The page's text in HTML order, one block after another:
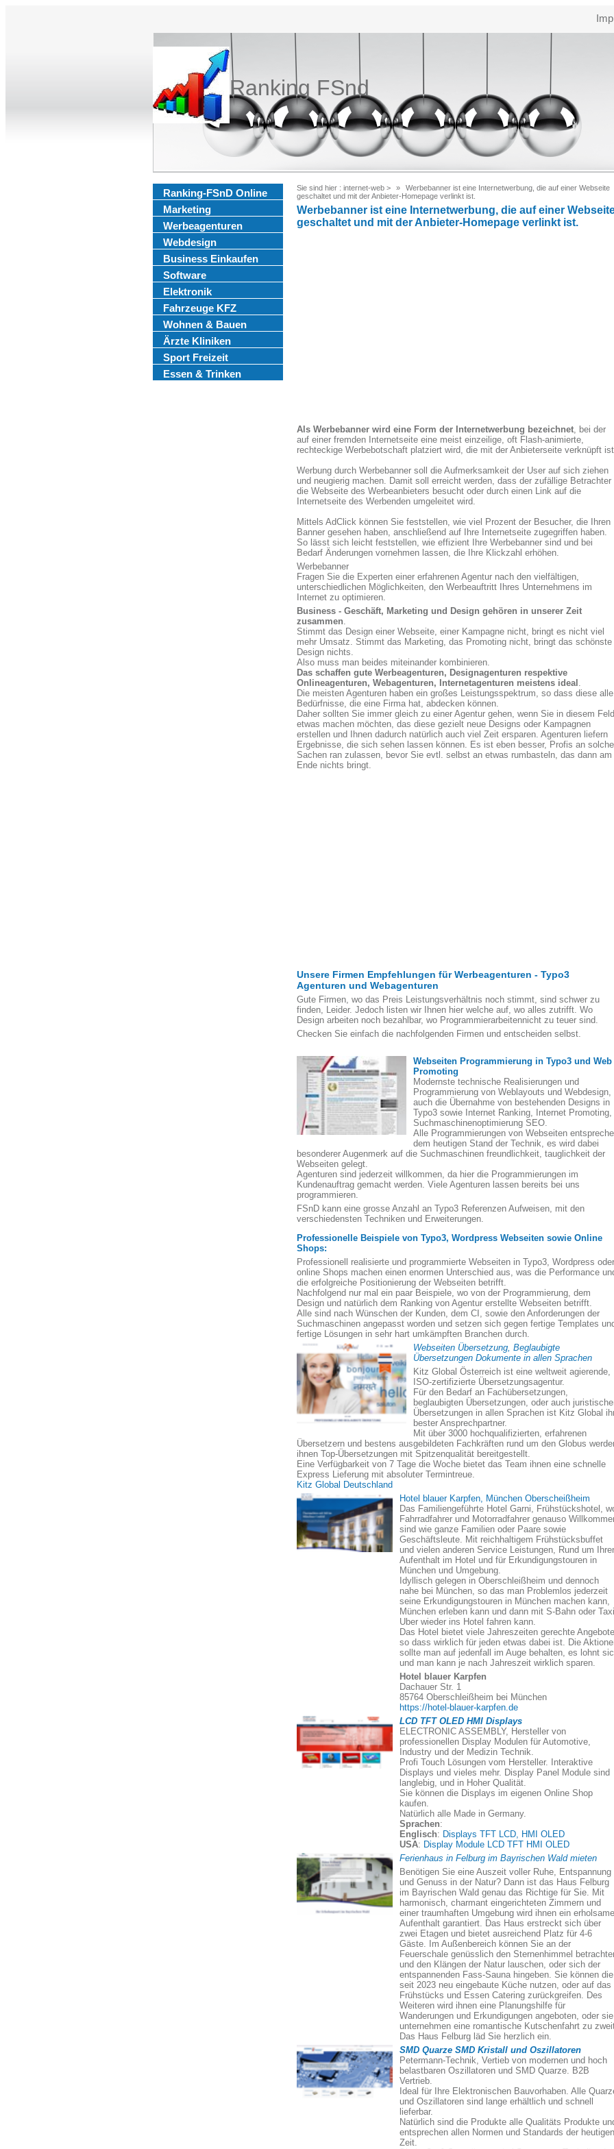
Ranking FSnd
Ranking-FSnD Online
Marketing
Werbeagenturen
Webdesign
Business Einkaufen
Software
Elektronik
Fahrzeuge KFZ
Wohnen & Bauen
Ärzte Kliniken
Sport Freizeit
Essen & Trinken
Sie sind hier : internet-web >
Werbebanner ist eine Internetwerbung, die auf einer Webseite
geschaltet und mit der Anbieter-Homepage verlinkt ist.
Werbebanner ist eine Internetwerbung, die auf einer
geschaltet und mit der Anbieter-Homepage verlinkt ist.
Als Werbebanner wird eine Form der Internetwerbung bezeichnet, bei der
auf einer fremden Internetseite eine meist einzeilige, oft Flash-animierte,
rechteckige Werbebotschaft platziert wird, die mit der Anbieterseite verknüpft
Werbung durch Werbebanner soll die Aufmerksamkeit der User auf sich ziehen
und neugierig machen. Damit soll erreicht werden, dass der zufällige Betrachter
die Webseite des Werbeanbieters besucht oder durch einen Link auf die
Internetseite des Werbenden umgeleitet wird.
Mittels AdClick können Sie feststellen, wie viel Prozent der Besucher, die Ihren
Banner gesehen haben, anschließend auf Ihre Internetseite zugegriffen haben.
So lässt sich leicht feststellen, wie effizient Ihre Werbebanner sind und bei
Bedarf Änderungen vornehmen lassen, die Ihre Klickzahl erhöhen.
Werbebanner
Fragen Sie die Experten einer erfahrenen Agentur nach den vielfältigen,
unterschiedlichen Möglichkeiten, den Werbeauftritt Ihres Unternehmens im
Internet zu optimieren.
Business - Geschäft, Marketing und Design gehören in unserer Zeit
zusammen.
Stimmt das Design einer Webseite, einer Kampagne nicht, bringt es nicht viel
mehr Umsatz. Stimmt das Marketing, das Promoting nicht, bringt das schönste
Design nichts.
Also muss man beides miteinander kombinieren.
Das schaffen gute Werbeagenturen, Designagenturen respektive
Onlineagenturen, Webagenturen, Internetagenturen meistens ideal .
Die meisten Agenturen haben ein großes Leistungsspektrum, so dass diese alle
Bedürfnisse, die eine Firma hat, abdecken können.
Daher sollten Sie immer gleich zu einer Agentur gehen, wenn Sie in diesem Feld
etwas machen möchten, das diese gezielt neue Designs oder Kampagnen
erstellen und Ihnen dadurch natürlich auch viel Zeit ersparen. Agenturen liefern
Ergebnisse, die sich sehen lassen können. Es ist eben besser, Profis an solche
Sachen ran zulassen, bevor Sie evtl. selbst an etwas rumbasteln, das dann am
Ende nichts bringt.
Unsere Firmen Empfehlungen für Werbeagenturen - Typo3
Agenturen und Webagenturen
Gute Firmen, wo das Preis Leistungsverhältnis noch stimmt, sind schwer zu
finden, Leider. Jedoch listen wir Ihnen hier welche auf, wo alles zutrifft. Wo
Design arbeiten noch bezahlbar, wo Programmierarbeitennicht zu teuer sind.
Checken Sie einfach die nachfolgenden Firmen und entscheiden selbst.
Webseiten Programmierung in Typo3 und Web
Promoting
Modernste technische Realisierungen und
Programmierung von Weblayouts und Webdesign,
auch die Übernahme von bestehenden Designs in
Typo3 sowie Internet Ranking, Internet Promoting,
Suchmaschinenoptimierung SEO.
Alle Programmierungen von Webseiten
dem heutigen Stand der Technik, es wird dabei
besonderer Augenmerk auf die Suchmaschinen freundlichkeit, tauglichkeit der
Webseiten gelegt.
Agenturen sind jederzeit willkommen, da hier die Programmierungen im
Kundenauftrag gemacht werden. Viele Agenturen lassen bereits bei uns
programmieren.
FSnD kann eine grosse Anzahl an Typo3 Referenzen Aufweisen, mit den
verschiedensten Techniken und Erweiterungen.
Professionelle Beispiele von Typo3, Wordpress Webseiten sowie Online
Shops:
Professionell realisierte und programmierte Webseiten in Typo3, Wordpress oder
online Shops machen einen enormen Unterschied aus, was die Performance
die erfolgreiche Positionierung der Webseiten betrifft.
Nachfolgend nur mal ein paar Beispiele, wo von der Programmierung, dem
Design und natürlich dem Ranking von Agentur erstellte Webseiten betrifft.
Alle sind nach Wünschen der Kunden, dem CI, sowie den Anforderungen der
Suchmaschinen angepasst worden und setzen sich gegen fertige Templates
fertige Lösungen in sehr hart umkämpften Branchen durch.
Webseiten Übersetzung, Beglaubigte
Übersetzungen Dokumente in allen Sprachen
Kitz Global Österreich ist eine weltweit agierende,
ISO-zertifizierte Übersetzungsagentur.
Für den Bedarf an Fachübersetzungen,
beglaubigten Übersetzungen, oder auch
Übersetzungen in allen Sprachen ist Kitz Global
bester Ansprechpartner.
Mit über 3000 hochqualifizierten, erfahrenen
Übersetzern und bestens ausgebildeten Fachkräften rund um den Globus
ihnen Top-Übersetzungen mit Spitzenqualität bereitgestellt.
Eine Verfügbarkeit von 7 Tage die Woche bietet das Team ihnen eine schnelle
Express Lieferung mit absoluter Termintreue.
Kitz Global Deutschland
Hotel blauer Karpfen, München Oberscheißheim
Das Familiengeführte Hotel Garni, Frühstückshotel,
Fahrradfahrer und Motorradfahrer genauso
sind wie ganze Familien oder Paare sowie
Geschäftsleute. Mit reichhaltigem Frühstücksbuffet
und vielen anderen Service Leistungen, Rund um
Aufenthalt im Hotel und für Erkundigungstouren in
München und Umgebung.
Idyllisch gelegen in Oberschleißheim und dennoch
nahe bei München, so das man Problemlos jederzeit
seine Erkundigungstouren in München machen kann,
München erleben kann und dann mit S-Bahn oder
Uber wieder ins Hotel fahren kann.
Das Hotel bietet viele Jahreszeiten gerechte
so dass wirklich für jeden etwas dabei ist. Die
sollte man auf jedenfall im Auge behalten, es lohnt
und man kann je nach Jahreszeit wirklich sparen.
Hotel blauer Karpfen
Dachauer Str. 1
85764 Oberschleißheim bei München
https://hotel-blauer-karpfen.de
LCD TFT OLED HMI Displays
ELECTRONIC ASSEMBLY, Hersteller von
professionellen Display Modulen für Automotive,
Industry und der Medizin Technik.
Profi Touch Lösungen vom Hersteller. Interaktive
Displays und vieles mehr. Display Panel Module sind
langlebig, und in Hoher Qualität.
Sie können die Displays im eigenen Online Shop
kaufen.
Natürlich alle Made in Germany.
Sprachen:
Englisch: Displays TFT LCD, HMI OLED
USA: Display Module LCD TFT HMI OLED
Ferienhaus in Felburg im Bayrischen Wald mieten
Benötigen Sie eine Auszeit voller Ruhe, Entspannung
und Genuss in der Natur? Dann ist das Haus Felburg
im Bayrischen Wald genau das Richtige für Sie. Mit
harmonisch, charmant eingerichteten Zimmern und
einer traumhaften Umgebung wird ihnen ein
Aufenthalt garantiert. Das Haus erstreckt sich über
zwei Etagen und bietet ausreichend Platz für 4-6
Gäste. Im Außenbereich können Sie an der
Feuerschale genüsslich den Sternenhimmel
und den Klängen der Natur lauschen, oder sich der
entspannenden Fass-Sauna hingeben. Sie können die
seit 2023 neu eingebaute Küche nutzen, oder auf das
Frühstücks und Essen Catering zurückgreifen. Des
Weiteren wird ihnen eine Planungshilfe für
Wanderungen und Erkundigungen angeboten, oder sie
unternehmen eine romantische Kutschenfahrt zu
Das Haus Felburg läd Sie herzlich ein.
SMD Quarze SMD Kristall und Oszillatoren
Petermann-Technik, Vertieb von modernen und hoch
belastbaren Oszillatoren und SMD Quarze. B2B
Vertrieb.
Ideal für Ihre Elektronischen Bauvorhaben. Alle
und Oszillatoren sind lange erhältlich und schnell
lieferbar.
Natürlich sind die Produkte alle Qualitäts Produkte
entsprechen allen Normen und Standards der heutigen
Zeit.